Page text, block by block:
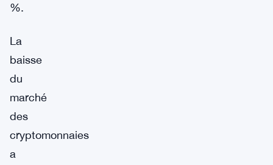
%.
La
baisse
du
marché
des
cryptomonnaies
a